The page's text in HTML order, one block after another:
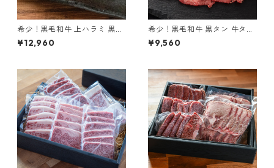
希少！黒毛和牛 上ハラミ 黒樺
牛 900g
¥12,960
希少！黒毛和牛 黒タン 牛タン
黒樺牛 600g
¥9,560